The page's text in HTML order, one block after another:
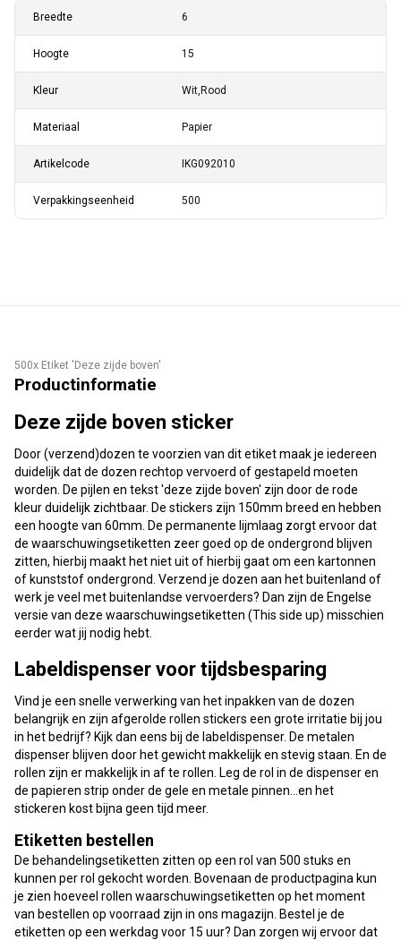
Breedte 6
Hoogte 15
Kleur Wit,Rood
Materiaal Papier
Artikelcode IKG092010
Verpakkingseenheid 500
500x Etiket 'Deze zijde boven'
Productinformatie
Deze zijde boven sticker
Door (verzend)dozen te voorzien van dit etiket maak je iedereen
duidelijk dat de dozen rechtop vervoerd of gestapeld moeten
worden. De pijlen en tekst 'deze zijde boven' zijn door de rode
kleur duidelijk zichtbaar. De stickers zijn 150mm breed en hebben
een hoogte van 60mm. De permanente lijmlaag zorgt ervoor dat
de waarschuwingsetiketten zeer goed op de ondergrond blijven
zitten, hierbij maakt het niet uit of hierbij gaat om een kartonnen
of kunststof ondergrond. Verzend je dozen aan het buitenland of
werk je veel met buitenlandse vervoerders? Dan zijn de Engelse
versie van deze waarschuwingsetiketten (This side up) misschien
eerder wat jij nodig hebt.
Labeldispenser voor tijdsbesparing
Vind je een snelle verwerking van het inpakken van de dozen
belangrijk en zijn afgerolde rollen stickers een grote irritatie bij jou
in het bedrijf? Kijk dan eens bij de labeldispenser. De metalen
dispenser blijven door het gewicht makkelijk en stevig staan. En de
rollen zijn er makkelijk in af te rollen. Leg de rol in de dispenser en
de papieren strip onder de gele en metale pinnen...en het
stickeren kost bijna geen tijd meer.
Etiketten bestellen
De behandelingsetiketten zitten op een rol van 500 stuks en
kunnen per rol gekocht worden. Bovenaan de productpagina kun
je zien hoeveel rollen waarschuwingsetiketten op het moment
van bestellen op voorraad zijn in ons magazijn. Bestel je de
etiketten op een werkdag voor 15 uur? Dan zorgen wij ervoor dat